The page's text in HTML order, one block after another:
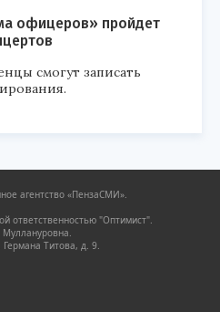
офицеров» пройдет
смогут записать
агентство «ПензаСМИ».
ответственностью "Оптимист".
Титова, д. 9.